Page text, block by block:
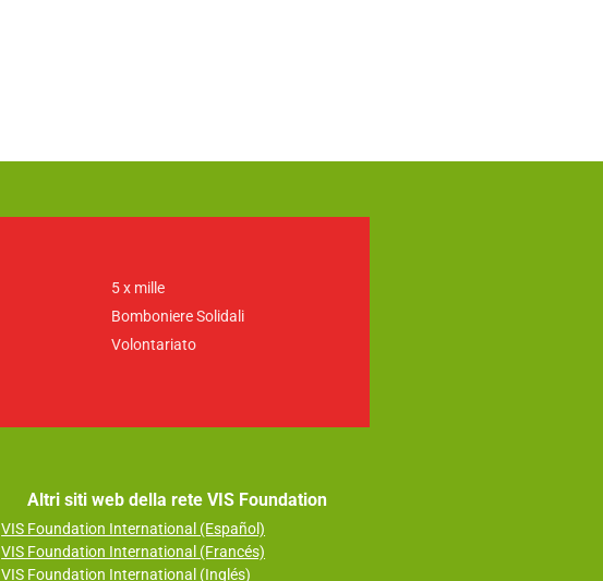
5 x mille
Bomboniere Solidali
Volontariato
Altri siti web della rete VIS Foundation
VIS Foundation International (Español)
VIS Foundation International (Francés)
VIS Foundation International (Inglés)